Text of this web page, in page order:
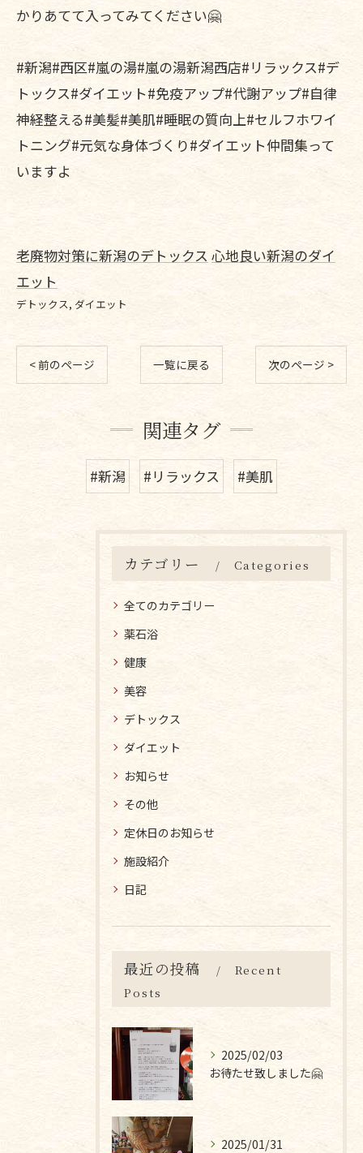
かりあてて入ってみてください🤗
#新潟#西区#嵐の湯#嵐の湯新潟西店#リラックス#デ
トックス#ダイエット#免疫アップ#代謝アップ#自律
神経整える#美髪#美肌#睡眠の質向上#セルフホワイ
トニング#元気な身体づくり#ダイエット仲間集って
いますよ
老廃物対策に新潟のデトックス 心地良い新潟のダイ
エット
デトックス ダイエット
< 前のページ 一覧に戻る 次のページ >
関連タグ
#新潟 #リラックス #美肌
カテゴリー Categories
全てのカテゴリー
薬石浴
健康
美容
デトックス
ダイエット
お知らせ
その他
定休日のお知らせ
施設紹介
日記
最近の投稿
Recent
Posts
2025/02/03
お待たせ致しました🤗
2025/01/31